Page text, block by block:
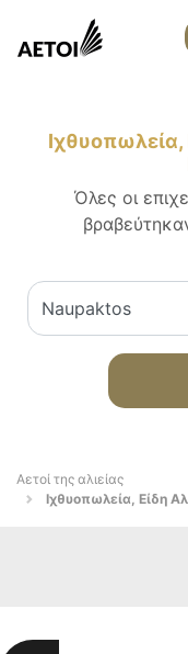
Ιχθυοπωλεία,
Όλες οι
Αετοί της αλιείας
Ιχθυοπωλεία, Είδη